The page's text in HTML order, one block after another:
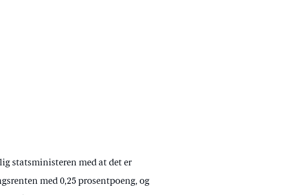
statsministeren med at det er
med 0,25 prosentpoeng, og